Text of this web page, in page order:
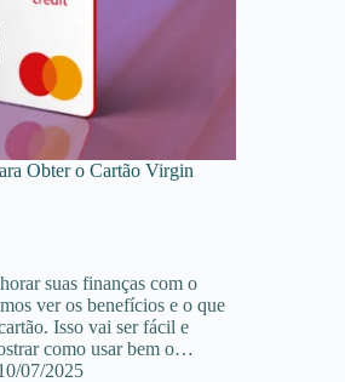
Obter o Cartão Virgin
suas finanças com o
ver os benefícios e o que
Isso vai ser fácil e
como usar bem o…
07/2025